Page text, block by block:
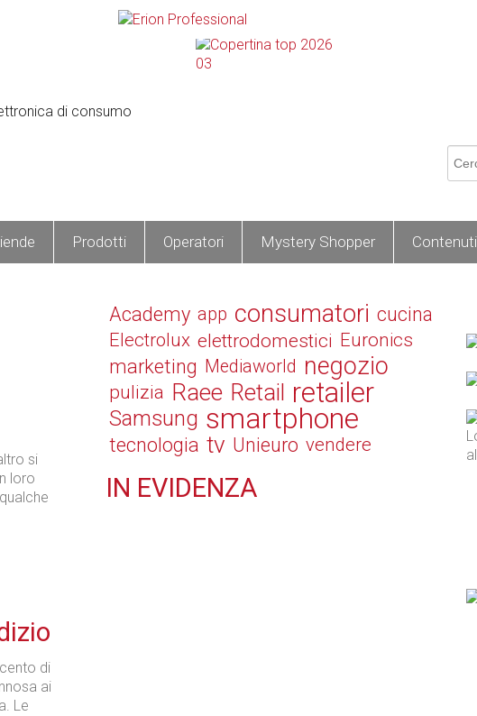
Prodotti Operatori Mystery Shopper
si
loro
di
ai
Le
Academy app consumatori cucina
Electrolux elettrodomestici Euronics
marketing Mediaworld negozio
pulizia Raee Retail retailer
Samsung smartphone
tecnologia tv Unieuro vendere
IN EVIDENZA